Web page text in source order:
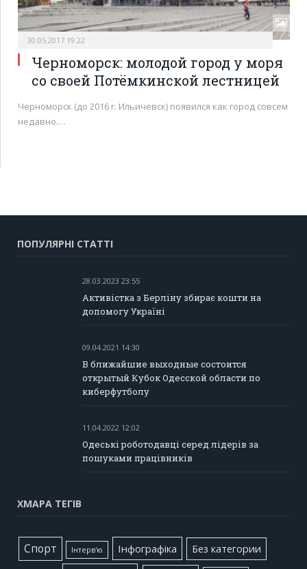
30.05.2017 19:22
Черноморск: молодой город у моря
со своей Потёмкинской лестницей
Черноморск (до 2016 г. Ильичевск) появился как город совсем
недавно.…
ПОПУЛЯРНІ СТАТТІ
28.03.2023 23:55
Активістка з Берліну збирає кошти на
допомогу Україні
09.04.2021 14:30
В ближайшие выходные состоится
открытый Кубок Одесской области по
киберфутболу
11.04.2022 12:02
Одеські роботодавці серед лідерів за
пошуками працівників
ХМАРА ТЕГІВ
Cпорт Інтерв'ю Інфографіка Без категории